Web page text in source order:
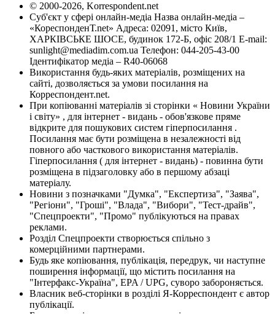
© 2000-2026, Korrespondent.net
Суб'єкт у сфері онлайн-медіа Назва онлайн-медіа –
«КореспонденТ.net» Адреса: 02091, місто Київ,
ХАРКІВСЬКЕ ШОСЕ, будинок 172-Б, офіс 208/1 E-mail:
sunlight@mediadim.com.ua Телефон: 044-205-43-00
Ідентифікатор медіа – R40-06068
Використання будь-яких матеріалів, розміщених на
сайті, дозволяється за умови посилання на
Корреспондент.net.
При копіюванні матеріалів зі сторінки « Новини України
і світу» , для інтернет - видань - обов'язкове пряме
відкрите для пошукових систем гіперпосилання .
Посилання має бути розміщена в незалежності від
повного або часткового використання матеріалів.
Гіперпосилання ( для інтернет - видань) - повинна бути
розміщена в підзаголовку або в першому абзаці
матеріалу.
Новини з позначками "Думка", "Експертиза", "Заява",
"Регіони", "Гроші", "Влада", "Вибори", "Тест-драйв",
"Спецпроекти", "Промо" публікуються на правах
реклами.
Розділ Спецпроекти створюється спільно з
комерційними партнерами.
Будь яке копіювання, публікація, передрук, чи наступне
поширення інформації, що містить посилання на
"Інтерфакс-Україна", EPA / UPG, суворо забороняється.
Власник веб-сторінки в розділі Я-Корреспондент є автор
публікації.